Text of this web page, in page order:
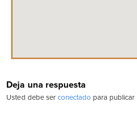
Deja una respuesta
Usted debe ser conectado para publicar